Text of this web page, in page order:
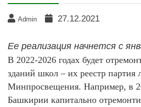
Admin 27.12.2021
Ее реализация начнется с
В 2022-2026 годах будет
зданий школ – их реестр партия
Минпросвещения. Например, в
Башкирии капитально